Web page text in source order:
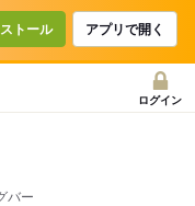
トール アプリで開く
ログイン
バー